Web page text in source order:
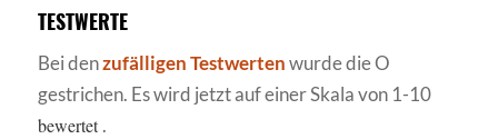
TESTWERTE
Bei denzufälligen Testwertenwurde die O
gestrichen. Es wird jetzt auf einer Skala von 1-10
bewertet.